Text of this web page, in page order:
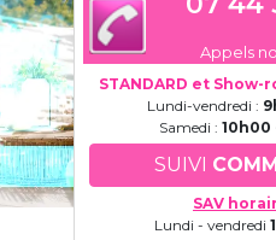
Appels
STANDARD et Show-
Lundi-vendredi :
Samedi : 10h00
SUIVI
SAV
Lundi - vendredi